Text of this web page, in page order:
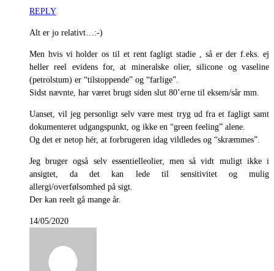
REPLY
Alt er jo relativt…:-)
Men hvis vi holder os til et rent fagligt stadie , så er der f.eks. ej
heller reel evidens for, at mineralske olier, silicone og vaseline
(petrolstum) er “tilstoppende” og “farlige”.
Sidst nævnte, har været brugt siden slut 80’erne til eksem/sår mm.
Uanset, vil jeg personligt selv være mest tryg ud fra et fagligt samt
dokumenteret udgangspunkt, og ikke en “green feeling” alene.
Og det er netop hér, at forbrugeren idag vildledes og “skræmmes”.
Jeg bruger også selv essentielleolier, men så vidt muligt ikke i
ansigtet, da det kan lede til sensitivitet og mulig
allergi/overfølsomhed på sigt.
Der kan reelt gå mange år.
14/05/2020